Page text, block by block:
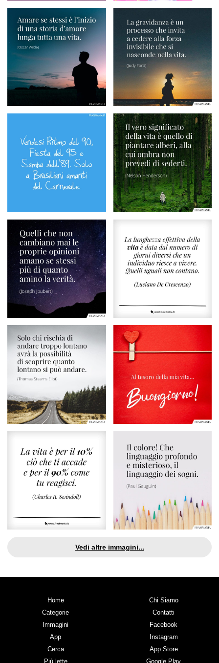
Vedi altre immagini...
Home
Categorie
Immagini
App
Cerca
Più lette
Chi Siamo
Contatti
Facebook
Instagram
App Store
Google Play